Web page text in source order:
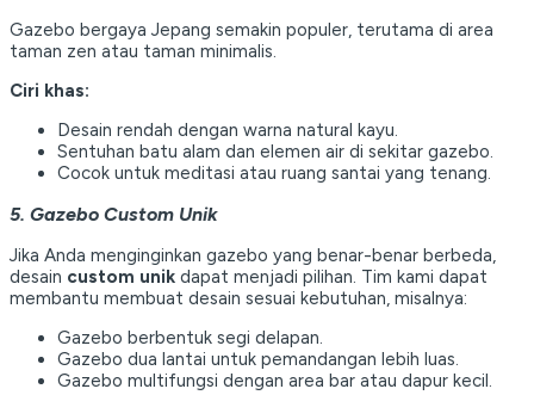
Gazebo bergaya Jepang semakin populer, terutama di area
taman zen atau taman minimalis.
Ciri khas:
Desain rendah dengan warna natural kayu.
Sentuhan batu alam dan elemen air di sekitar gazebo.
Cocok untuk meditasi atau ruang santai yang tenang.
5. Gazebo Custom Unik
Jika Anda menginginkan gazebo yang benar-benar berbeda,
desain custom unik dapat menjadi pilihan. Tim kami dapat
membantu membuat desain sesuai kebutuhan, misalnya:
Gazebo berbentuk segi delapan.
Gazebo dua lantai untuk pemandangan lebih luas.
Gazebo multifungsi dengan area bar atau dapur kecil.